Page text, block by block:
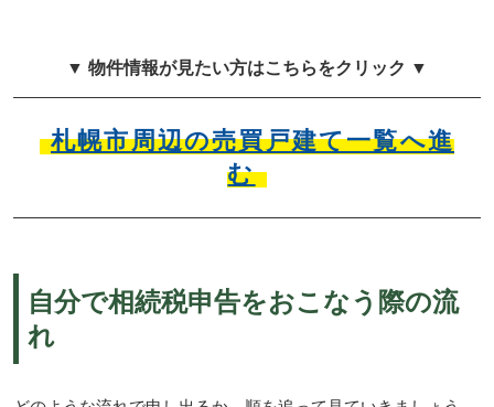
▼ 物件情報が見たい方はこちらをクリック ▼
札幌市周辺の売買戸建て一覧へ進
む
自分で相続税申告をおこなう際の流
れ